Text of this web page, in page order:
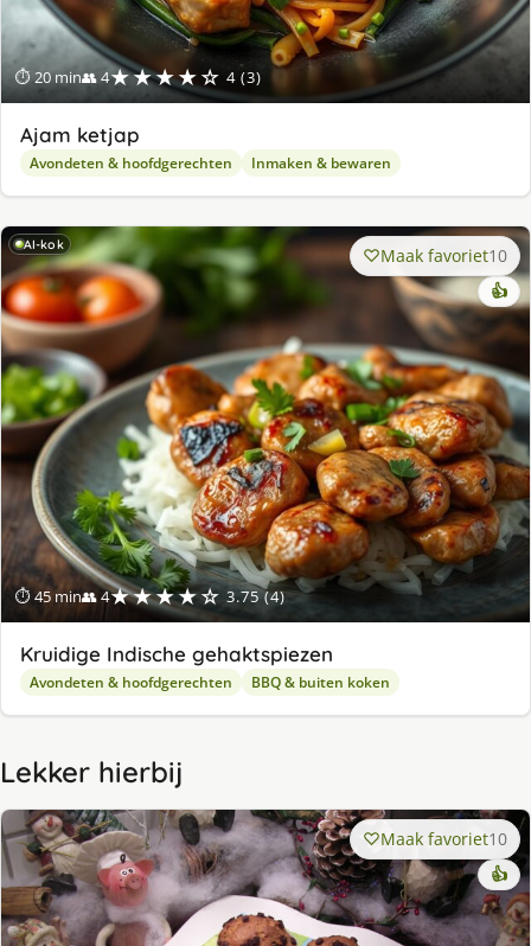
⏱ 20 min👥 4★★★★☆ 4 (3)
Ajam ketjap
Avondeten & hoofdgerechten Inmaken & bewaren
AI-kok
⏱ 45 min👥 4★★★★☆ 3.75 (4)
Maak favoriet10
👍
Kruidige Indische gehaktspiezen
Avondeten & hoofdgerechten BBQ & buiten koken
Lekker hierbij
Maak favoriet10
👍